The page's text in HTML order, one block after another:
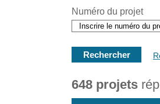
Numéro du projet
648 projets